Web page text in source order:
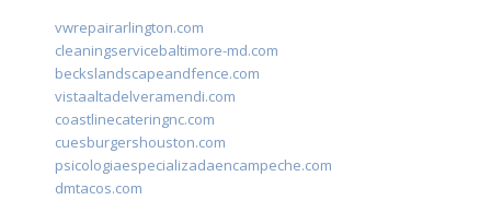
vwrepairarlington.com
cleaningservicebaltimore-md.com
beckslandscapeandfence.com
vistaaltadelveramendi.com
coastlinecateringnc.com
cuesburgershouston.com
psicologiaespecializadaencampeche.com
dmtacos.com